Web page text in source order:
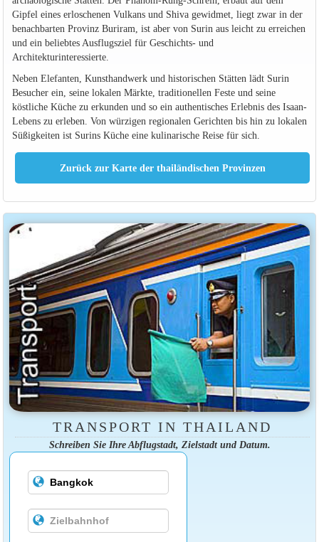
Gipfel eines erloschenen Vulkans und Shiva gewidmet, liegt zwar in der
benachbarten Provinz Buriram, ist aber von Surin aus leicht zu erreichen
und ein beliebtes Ausflugsziel für Geschichts- und
Architekturinteressierte.
Neben Elefanten, Kunsthandwerk und historischen Stätten lädt Surin
Besucher ein, seine lokalen Märkte, traditionellen Feste und seine
köstliche Küche zu erkunden und so ein authentisches Erlebnis des Isaan-
Lebens zu erleben. Von würzigen regionalen Gerichten bis hin zu lokalen
Süßigkeiten ist Surins Küche eine kulinarische Reise für sich.
TRANSPORT IN THAILAND
Schreiben Sie Ihre Abflugstadt, Zielstadt und Datum.